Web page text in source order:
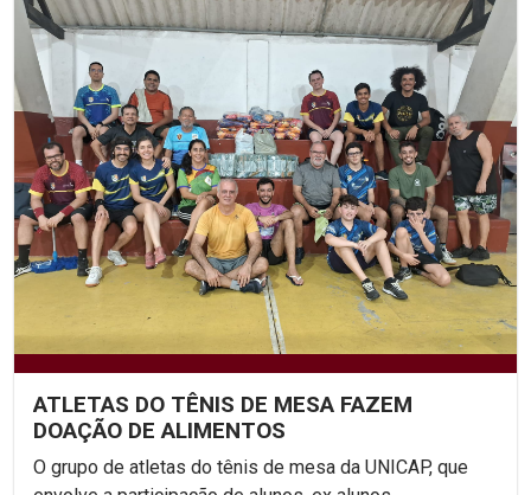
ATLETAS DO TÊNIS DE MESA FAZEM
DOAÇÃO DE ALIMENTOS
O grupo de atletas do tênis de mesa da UNICAP, que